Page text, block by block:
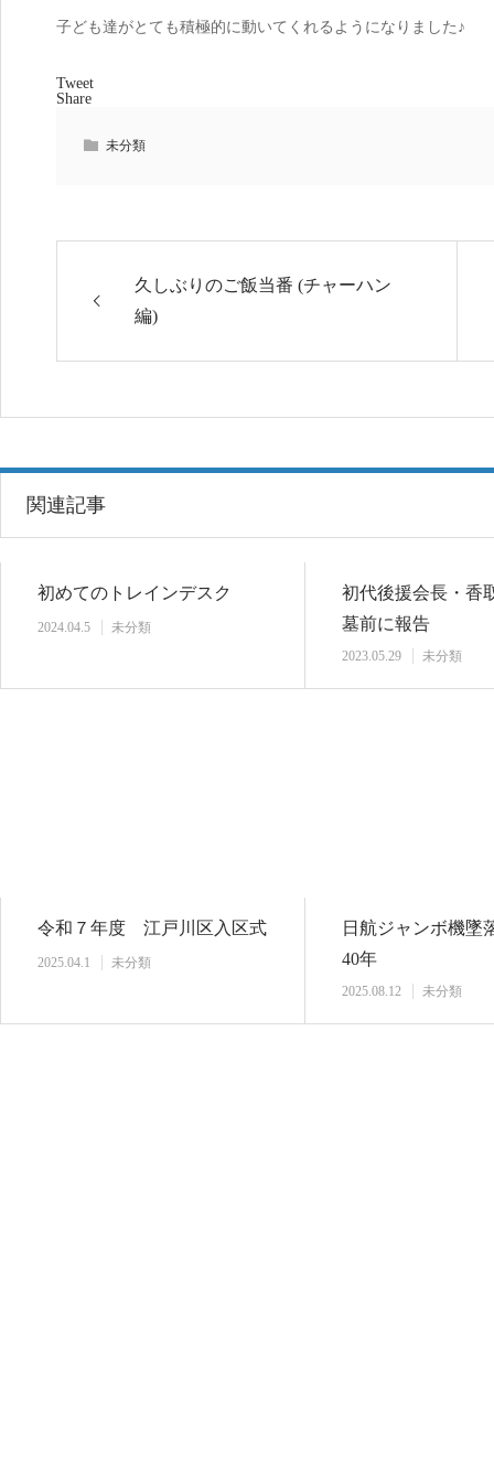
子ども達がとても積極的に動いてくれるようになりました♪
Tweet
Share
未分類
久しぶりのご飯当番 (チャーハン
編)
関連記事
初めてのトレインデスク
2024.04.5 未分類
初代後援会長・香
墓前に報告
2023.05.29 未分類
令和７年度 江戸川区入区式
2025.04.1 未分類
日航ジャンボ機墜
40年
2025.08.12 未分類